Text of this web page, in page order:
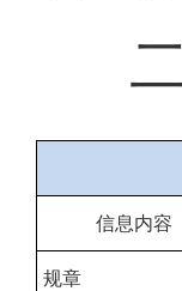
信息内容
规章